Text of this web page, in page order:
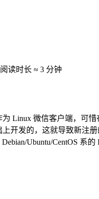
阅读时长 ≈ 3 分钟
为 Linux 微信客户端，可
上开发的，这就导致新注
Ubuntu/CentOS 系